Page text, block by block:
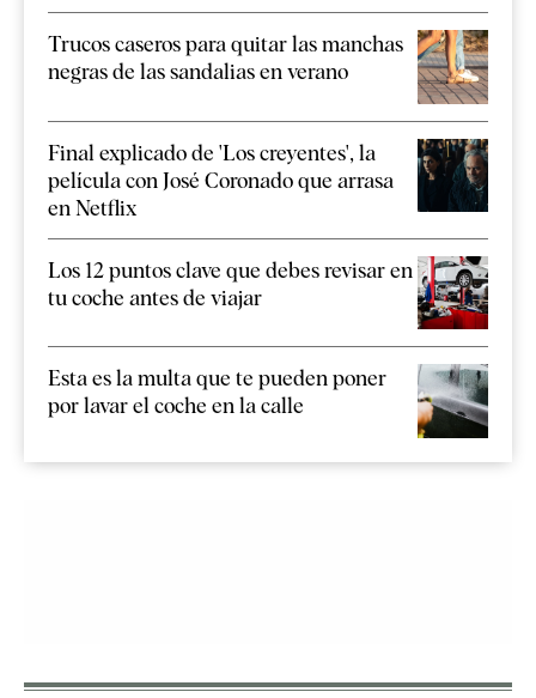
Trucos caseros para quitar las manchas
negras de las sandalias en verano
Final explicado de 'Los creyentes', la
película con José Coronado que arrasa
en Netflix
Los 12 puntos clave que debes revisar en
tu coche antes de viajar
Esta es la multa que te pueden poner
por lavar el coche en la calle